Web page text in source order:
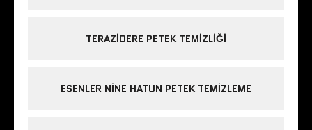
TERAZIDERE PETEK TEMIZLIĞI
ESENLER NINE HATUN PETEK TEMIZLEME